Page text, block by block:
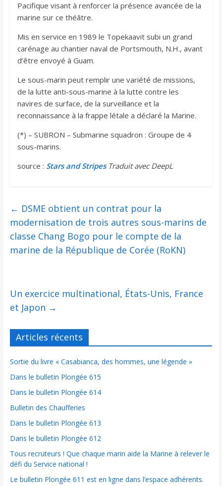
Pacifique visant à renforcer la présence avancée de la
marine sur ce théâtre.
Mis en service en 1989 le Topekaavit subi un grand
carénage au chantier naval de Portsmouth, N.H., avant
d’être envoyé à Guam.
Le sous-marin peut remplir une variété de missions,
de la lutte anti-sous-marine à la lutte contre les
navires de surface, de la surveillance et la
reconnaissance à la frappe létale a déclaré la Marine.
(*) – SUBRON – Submarine squadron : Groupe de 4
sous-marins.
source : Stars and Stripes Traduit avec DeepL
← DSME obtient un contrat pour la
modernisation de trois autres sous-marins de
classe Chang Bogo pour le compte de la
marine de la République de Corée (RoKN)
Un exercice multinational, États-Unis, France
et Japon →
Articles récents
Sortie du livre « Casabianca, des hommes, une légende »
Dans le bulletin Plongée 615
Dans le bulletin Plongée 614
Bulletin des Chaufferies
Dans le bulletin Plongée 613
Dans le bulletin Plongée 612
Tous recruteurs ! Que chaque marin aide la Marine à relever le
défi du Service national !
Le bulletin Plongée 611 est en ligne dans l’espace adhérents.